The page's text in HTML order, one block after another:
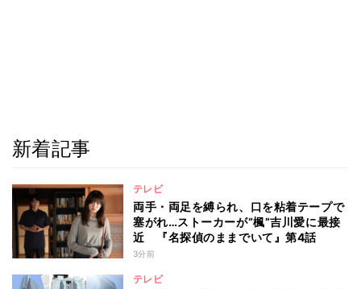
新着記事
テレビ
両手・両足を縛られ、口を粘着テープで
塞がれ…ストーカーが“楓”吉川愛に最接
近 『名探偵のままでいて』第4話
3分前
テレビ